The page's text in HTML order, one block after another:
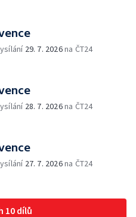
29. 7. 2026na ČT24
28. 7. 2026na ČT24
27. 7. 2026na ČT24
10 dílů